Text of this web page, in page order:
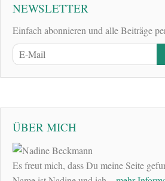
NEWSLETTER
Einfach abonnieren und alle Beiträge
ÜBER MICH
Es freut mich, dass Du meine Seite